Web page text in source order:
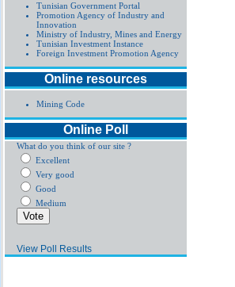
Tunisian Government Portal
Promotion Agency of Industry and
Innovation
Ministry of Industry, Mines and Energy
Tunisian Investment Instance
Foreign Investment Promotion Agency
Online resources
Mining Code
Online Poll
What do you think of our site ?
Excellent
Very good
Good
Medium
View Poll Results